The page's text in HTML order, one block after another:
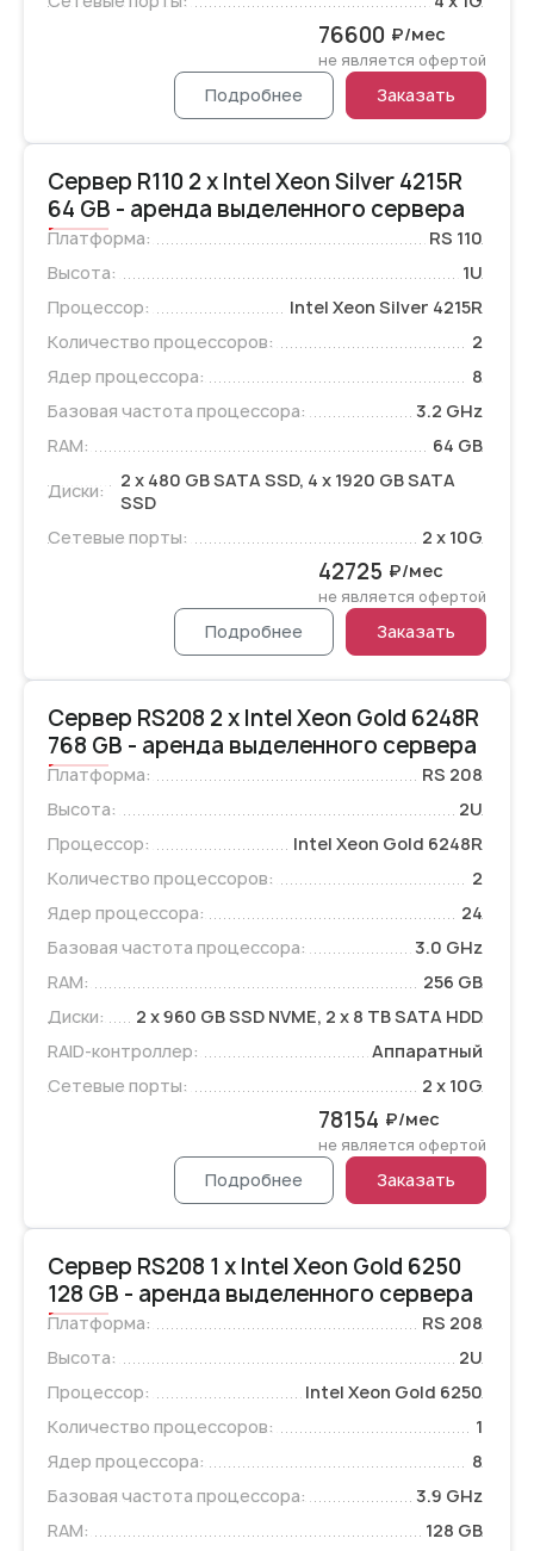
76600 ₽/мес
не является офертой
Подробнее Заказать
Сервер R110 2 x Intel Xeon Silver 4215R
64 GB - аренда выделенного сервера
Платформа:
RS 110
Высота:
1U
Процессор:
Intel Xeon Silver 4215R
Количество процессоров:
2
Ядер процессора:
8
Базовая частота процессора:
3.2 GHz
RAM:
64 GB
Диски:
2 x 480 GB SATA SSD, 4 x 1920 GB SATA
SSD
Сетевые порты:
2 x 10G
42725 ₽/мес
не является офертой
Подробнее Заказать
Сервер RS208 2 x Intel Xeon Gold 6248R
768 GB - аренда выделенного сервера
Платформа:
RS 208
Высота:
2U
Процессор:
Intel Xeon Gold 6248R
Количество процессоров:
2
Ядер процессора:
24
Базовая частота процессора:
3.0 GHz
RAM:
256 GB
Диски:
2 x 960 GB SSD NVME, 2 x 8 TB SATA HDD
RAID-контроллер:
Аппаратный
Сетевые порты:
2 x 10G
78154 ₽/мес
не является офертой
Подробнее Заказать
Сервер RS208 1 x Intel Xeon Gold 6250
128 GB - аренда выделенного сервера
Платформа:
RS 208
Высота:
2U
Процессор:
Intel Xeon Gold 6250
Количество процессоров:
1
Ядер процессора:
8
Базовая частота процессора:
3.9 GHz
RAM:
128 GB